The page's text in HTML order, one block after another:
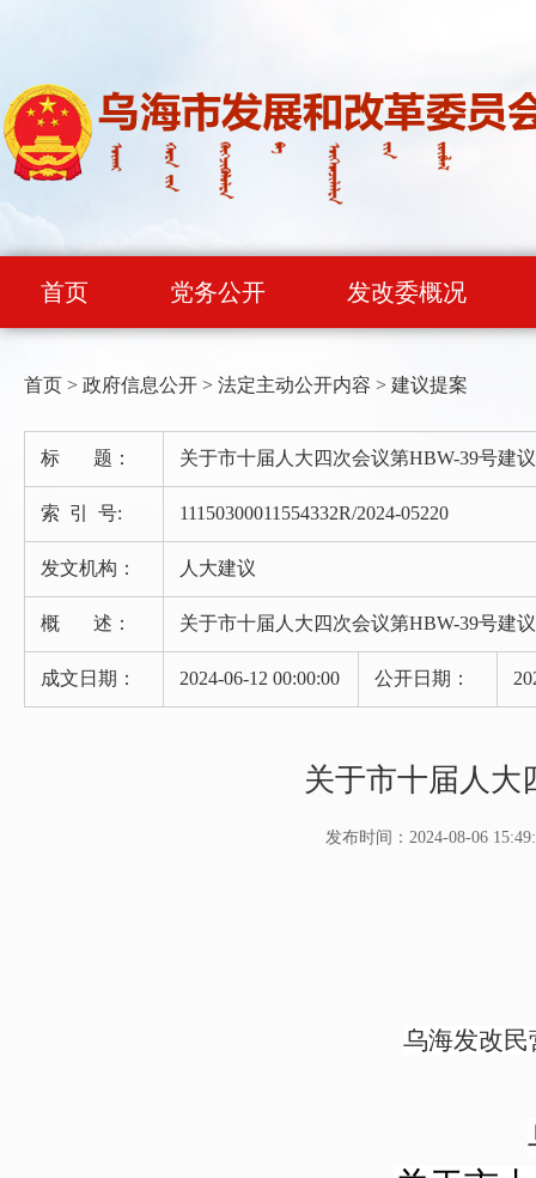
首页 党务公开 发改委概况
首页 > 政府信息公开 > 法定主动公开内容 > 建议提案
标 题： 关于市十届人大四次会议第HBW-39号建
索 引 号: 11150300011554332R/2024-05220
发文机构： 人大建议
概 述： 关于市十届人大四次会议第HBW-39号建
成文日期： 2024-06-12 00:00:00 公开日期：
关于市十届人大
发布时间：2024-08-06
乌海发改